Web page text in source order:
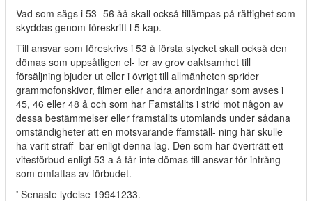
Vad som sägs i 53- 56 åå skall också tillämpas på rättighet som
skyddas genom föreskrift l 5 kap.
Till ansvar som föreskrivs i 53 å första stycket skall också den
dömas som uppsåtligen el- ler av grov oaktsamhet till
försäljning bjuder ut eller i övrigt till allmänheten sprider
grammofonskivor, filmer eller andra anordningar som avses i
45, 46 eller 48 å och som har Famställts i strid mot någon av
dessa bestämmelser eller framställts utomlands under sådana
omständigheter att en motsvarande ffamställ- ning här skulle
ha varit straff- bar enligt denna lag. Den som har överträtt ett
vitesförbud enligt 53 a å får inte dömas till ansvar för intrång
som omfattas av förbudet.
' Senaste lydelse 19941233.